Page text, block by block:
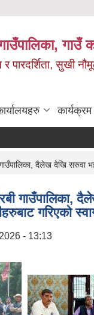
गाउँ
पारदर्शिता, सुखी
दैलेख देखि सरुवा
गाउँपालिका,
गरिएको
- 13:13